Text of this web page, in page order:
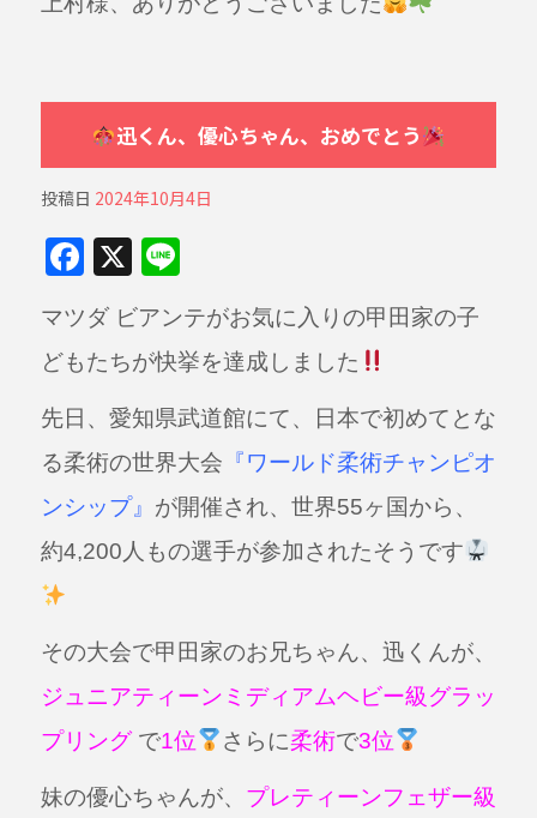
迅くん、優心ちゃん、おめでとう
投稿日 2024年10月4日
F
a
c
e
b
o
o
k
X Li
n
e
マツダ ビアンテがお気に入りの甲田家の子
どもたちが快挙を達成しました
先日、愛知県武道館にて、日本で初めてとな
る柔術の世界大会 『ワールド柔術チャンピオ
ンシップ』 が開催され、世界55ヶ国から、
約4,200人もの選手が参加されたそうです
その大会で甲田家のお兄ちゃん、迅くんが、
ジュニアティーンミディアムヘビー級グラッ
プリングで1位 さらに柔術で3位
妹の優心ちゃんが、 プレティーンフェザー級